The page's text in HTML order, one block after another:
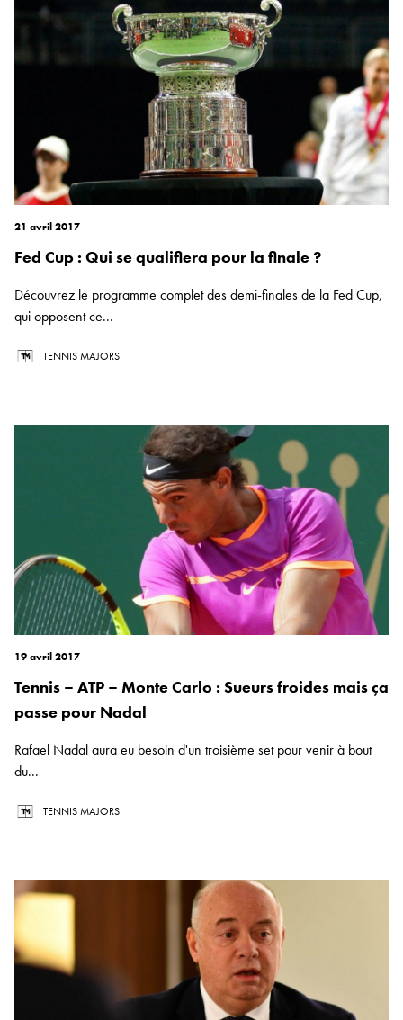
21 avril 2017
Fed Cup : Qui se qualifiera pour la finale ?
Découvrez le programme complet des demi-finales de la Fed Cup,
qui opposent ce...
TENNIS MAJORS
19 avril 2017
Tennis – ATP – Monte Carlo : Sueurs froides mais ça
passe pour Nadal
Rafael Nadal aura eu besoin d'un troisième set pour venir à bout
du...
TENNIS MAJORS